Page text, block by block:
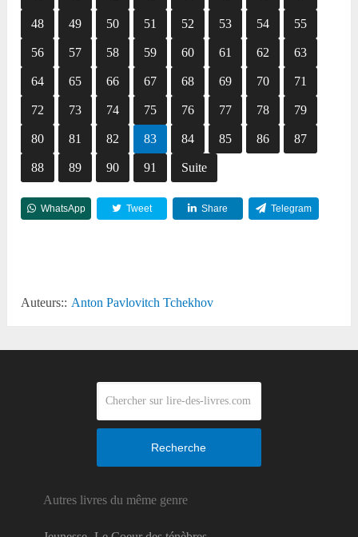
48 49 50 51 52 53 54 55
56 57 58 59 60 61 62 63
64 65 66 67 68 69 70 71
72 73 74 75 76 77 78 79
80 81 82 83 84 85 86 87
88 89 90 91 Suite
WhatsApp Tweet Share Telegram
Auteurs:: Anton Pavlovitch Tchekhov
Recherche
Autres livres du même genre